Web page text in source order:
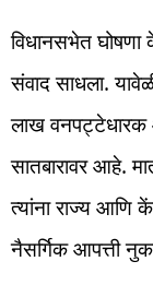
विधानसभेत घोषणा
संवाद साधला.
लाख वनपट्टेधारक
सातबारावर आहे.
त्यांना राज्य आणि
नैसर्गिक आपत्ती